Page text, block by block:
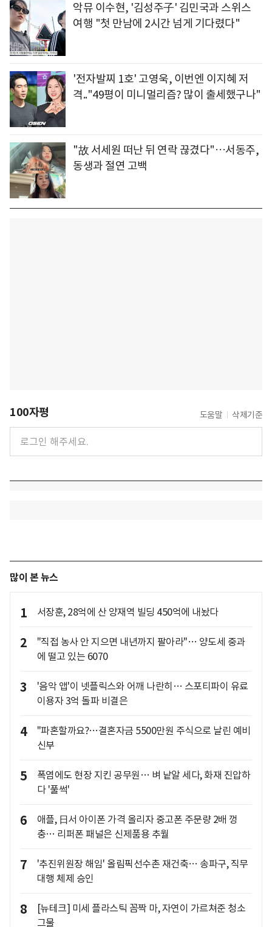
악뮤 이수현, '김성주子' 김민국과 스위스
여행 "첫 만남에 2시간 넘게 기다렸다"
'전자발찌 1호' 고영욱, 이번엔 이지혜 저
격.."49평이 미니멀리즘? 많이 출세했구나"
"故 서세원 떠난 뒤 연락 끊겼다"…서동주,
동생과 절연 고백
100자평 도움말 삭제기준
많이 본 뉴스
1 서장훈, 28억에 산 양재역 빌딩 450억에 내놨다
2
"직접 농사 안 지으면 내년까지 팔아라"… 양도세 중과
에 떨고 있는 6070
3
'음악 앱'이 넷플릭스와 어깨 나란히… 스포티파이 유료
이용자 3억 돌파 비결은
4
"파혼할까요?…결혼자금 5500만원 주식으로 날린 예비
신부
5
폭염에도 현장 지킨 공무원… 벼 낱알 세다, 화재 진압하
다 '풀썩'
6
애플, 日서 아이폰 가격 올리자 중고폰 주문량 2배 껑
충… 리퍼폰 패널은 신제품용 추월
7
'추진위원장 해임' 올림픽선수촌 재건축… 송파구, 직무
대행 체제 승인
8
[뉴테크] 미세 플라스틱 꼼짝 마, 자연이 가르쳐준 청소
그물